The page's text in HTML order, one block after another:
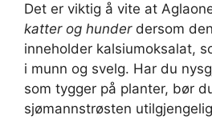
Det er viktig å vite at
katter og hunderdersom
inneholder kalsiumoksalat,
i munn og svelg. Har du
som tygger på planter, bør
sjømannstrøsten